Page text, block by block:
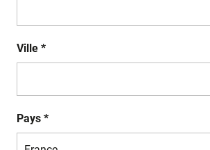
Ville *
Pays *